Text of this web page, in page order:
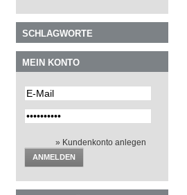
SCHLAGWORTE
MEIN KONTO
» Kundenkonto anlegen
ANMELDEN